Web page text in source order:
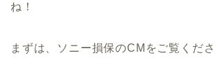
ね！
まずは、ソニー損保のCMをご覧くださ